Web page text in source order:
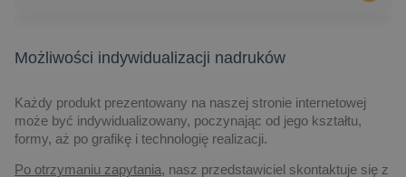
Możliwości indywidualizacji nadruków
Każdy produkt prezentowany na naszej stronie internetowej
może być indywidualizowany, poczynając od jego kształtu,
formy, aż po grafikę i technologię realizacji.
Po otrzymaniu zapytania, nasz przedstawiciel skontaktuje się z